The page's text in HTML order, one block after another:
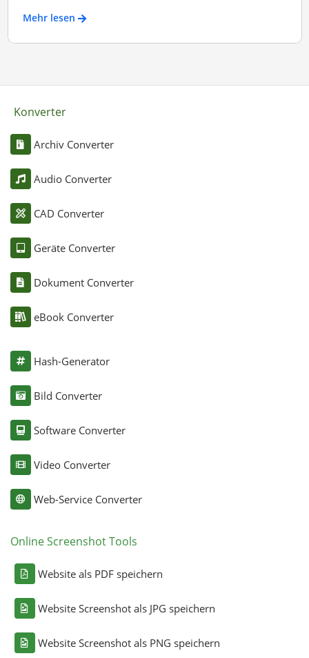
Mehr lesen
Konverter
Archiv Converter
Audio Converter
CAD Converter
Geräte Converter
Dokument Converter
eBook Converter
Hash-Generator
Bild Converter
Software Converter
Video Converter
Web-Service Converter
Online Screenshot Tools
Website als PDF speichern
Website Screenshot als JPG speichern
Website Screenshot als PNG speichern